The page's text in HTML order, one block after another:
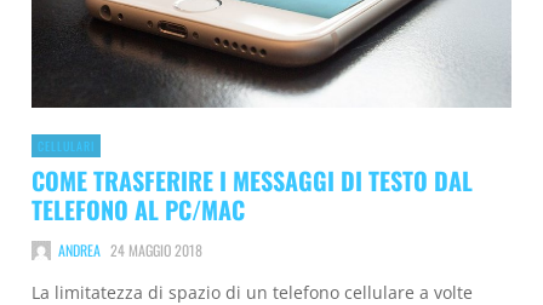
CELLULARI
COME TRASFERIRE I MESSAGGI DI TESTO DAL
TELEFONO AL PC/MAC
ANDREA 24 MAGGIO 2018
La limitatezza di spazio di un telefono cellulare a volte